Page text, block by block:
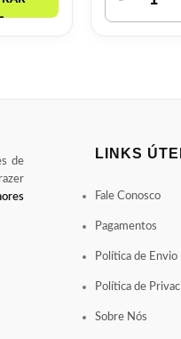
de
LINKS
Fale Conosco
Pagamentos
Política de Envio
Política de
Sobre Nós